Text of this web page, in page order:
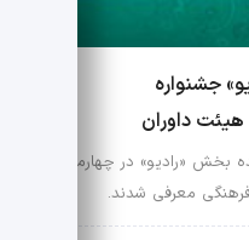
جشنواره
داوران
بخش «رادیو» در چهارمین
معرفی شدند.